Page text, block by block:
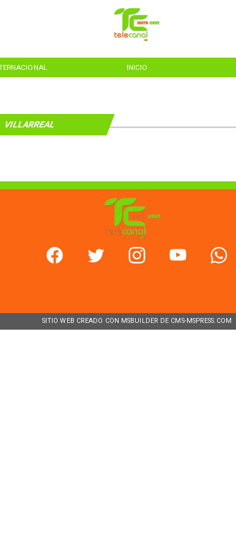
INICIO
VILLARREAL
SITIO WEB CREADO CON MSBUILDER DE CMS-MSPRESS.COM